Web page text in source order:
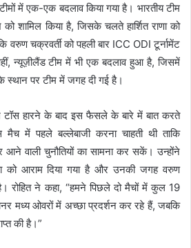
में एक-एक बदलाव किया गया है। भारतीय टीम
शामिल किया है, जिसके चलते हार्शित राणा को
वरुण चक्रवर्ती को पहली बार ICC ODI टूर्नामेंट
न्यूज़ीलैंड टीम में भी एक बदलाव हुआ है, जिसमें
स्थान पर टीम में जगह दी गई है।
ने टॉस हारने के बाद इस फैसले के बारे में बात करते
में पहले बल्लेबाजी करना चाहती थी ताकि
वाली चुनौतियों का सामना कर सकें। उन्होंने
को आराम दिया गया है और उनकी जगह वरुण
है। रोहित ने कहा, “हमने पिछले दो मैचों में कुल 19
मध्य ओवरों में अच्छा प्रदर्शन कर रहे हैं, जबकि
की है।”